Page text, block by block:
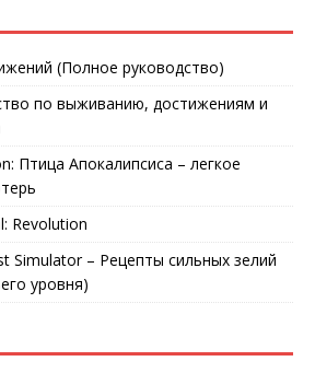
(Полное руководство)
по выживанию, достижениям и
Птица Апокалипсиса – легкое
Revolution
Simulator – Рецепты сильных зелий
уровня)